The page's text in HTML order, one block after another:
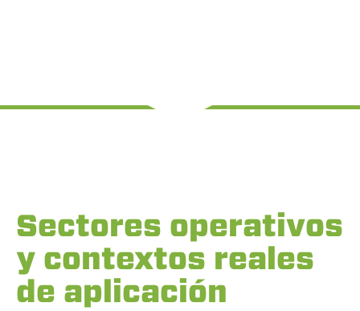
Sectores operativos
y contextos reales
de aplicación